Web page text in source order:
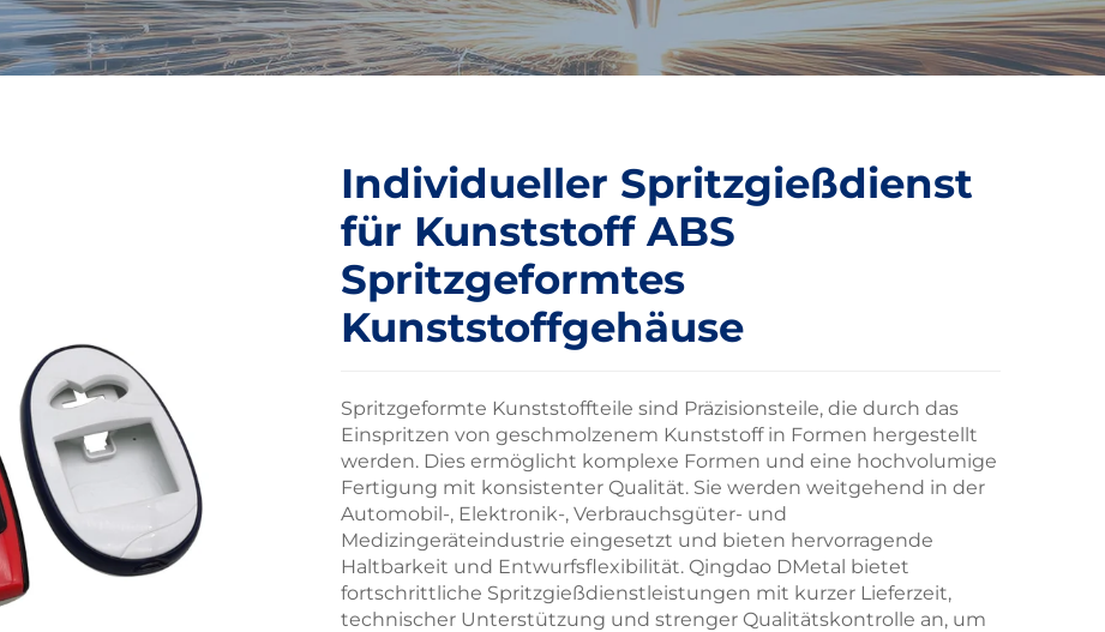
Individueller Spritzgießdienst
für Kunststoff ABS
Spritzgeformtes
Kunststoffgehäuse
Spritzgeformte Kunststoffteile sind Präzisionsteile, die durch das
Einspritzen von geschmolzenem Kunststoff in Formen hergestellt
werden. Dies ermöglicht komplexe Formen und eine hochvolumige
Fertigung mit konsistenter Qualität. Sie werden weitgehend in der
Automobil-, Elektronik-, Verbrauchsgüter- und
Medizingeräteindustrie eingesetzt und bieten hervorragende
Haltbarkeit und Entwurfsflexibilität. Qingdao DMetal bietet
fortschrittliche Spritzgießdienstleistungen mit kurzer Lieferzeit,
technischer Unterstützung und strenger Qualitätskontrolle an, um